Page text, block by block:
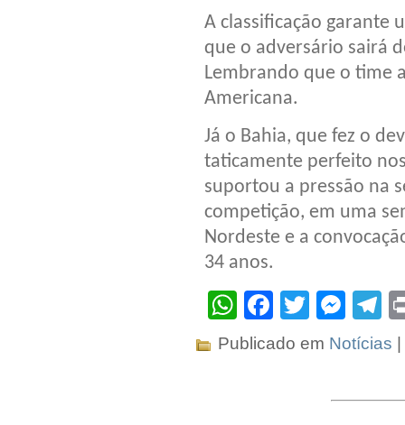
A classificação garante
que o adversário sairá
Lembrando que o time
Americana.
Já o Bahia, que fez o
taticamente perfeito
suportou a pressão na
competição, em uma
Nordeste e a
34 anos.
WhatsApp
Facebook
Twitter
Publicado em Notícias